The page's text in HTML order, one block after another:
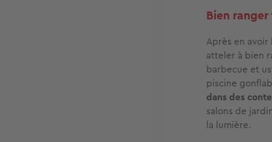
Bien
Après en
atteler à bien
barbecue et
piscine
dans des
salons de
la lumière.